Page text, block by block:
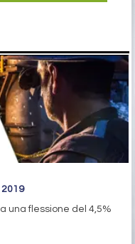
2019
una flessione del 4,5%